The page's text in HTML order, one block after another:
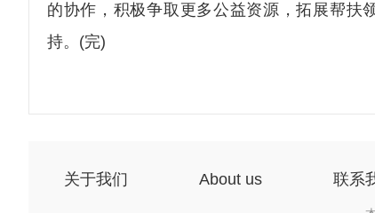
的协作，积极争取更多公益资源，拓展帮扶
持。(完)
关于我们 About us 联系